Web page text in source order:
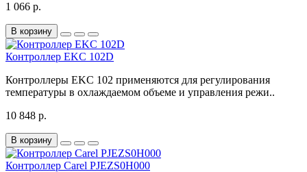
1 066 р.
В корзину
Контроллер EKC 102D
Контроллеры EKC 102 применяются для регулирования
температуры в охлаждаемом объеме и управления режи..
10 848 р.
В корзину
Контроллер Carel PJEZS0H000